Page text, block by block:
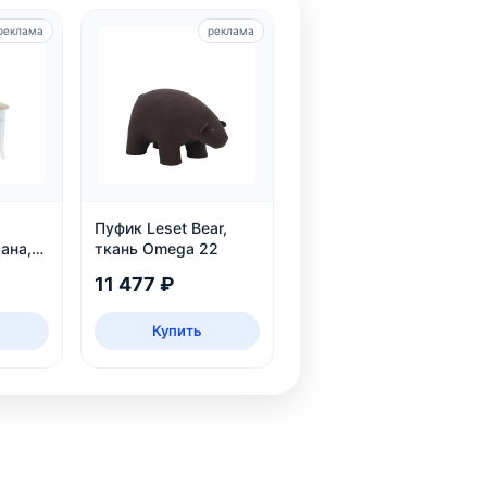
Пуфик Leset Bear,
ткань Omega 22
11 477 ₽
Купить
реклама